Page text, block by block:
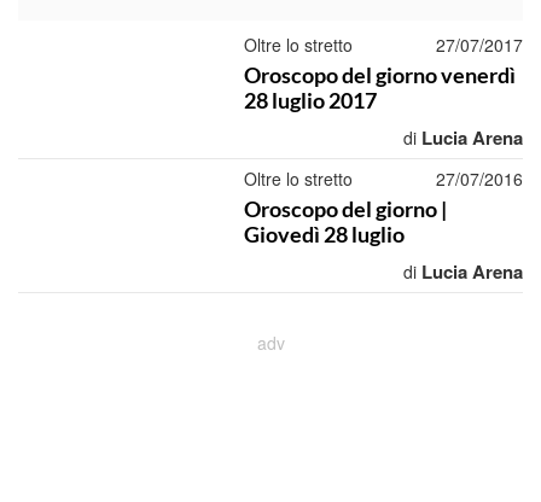
Oltre lo stretto 27/07/2017
Oroscopo del giorno venerdì
28 luglio 2017
di Lucia Arena
Oltre lo stretto 27/07/2016
Oroscopo del giorno |
Giovedì 28 luglio
di Lucia Arena